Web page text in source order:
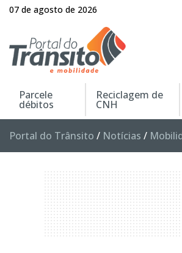
07 de agosto de 2026
Parcele
débitos
Reciclagem de
CNH
Portal do Trânsito / Notícias /